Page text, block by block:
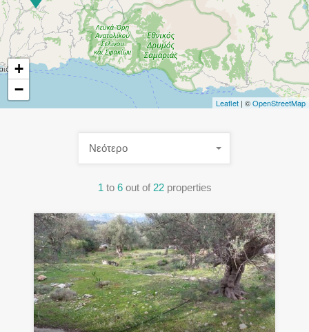
+
−
Leaflet | ©OpenStreetMap
1 to 6 out of 22 properties
Νεότερο